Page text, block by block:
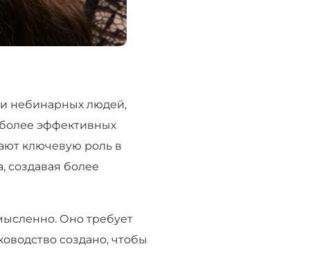
небинарных людей,
эффективных
ключевую роль в
создавая более
Оно требует
создано, чтобы